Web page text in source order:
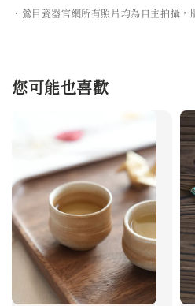
・鶯目瓷器官網所有照片均為自主拍攝，
您可能也喜歡